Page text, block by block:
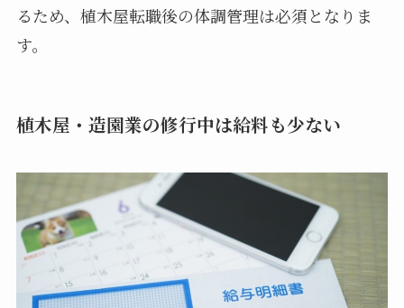
るため、植木屋転職後の体調管理は必須となりま
す。
植木屋・造園業の修行中は給料も少ない